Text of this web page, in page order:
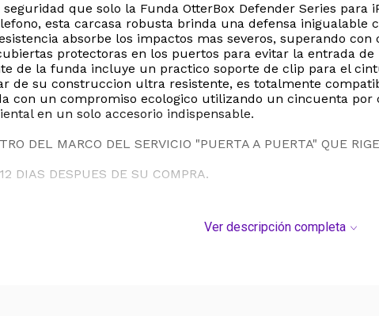
que solo la Funda OtterBox Defender Series para
esta carcasa robusta brinda una defensa
absorbe los impactos mas severos, superando
protectoras en los puertos para evitar la entrada
de la funda incluye un practico soporte de clip para el
de su construccion ultra resistente, es totalmente
con un compromiso ecologico utilizando un cincuenta
en un solo accesorio indispensable.
DEL MARCO DEL SERVICIO "PUERTA A PUERTA" QUE
DIAS DESPUES DE SU COMPRA.
Ver descripción completa